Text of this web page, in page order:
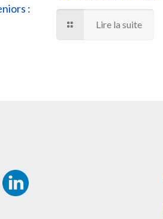
:
Lire la suite